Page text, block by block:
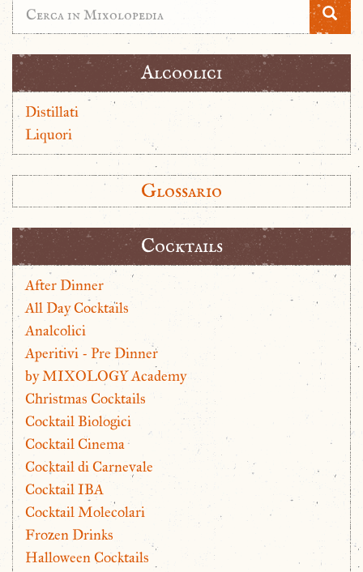
Alcoolici
Distillati
Liquori
Glossario
Cocktails
After Dinner
All Day Cocktails
Analcolici
Aperitivi - Pre Dinner
by MIXOLOGY Academy
Christmas Cocktails
Cocktail Biologici
Cocktail Cinema
Cocktail di Carnevale
Cocktail IBA
Cocktail Molecolari
Frozen Drinks
Halloween Cocktails